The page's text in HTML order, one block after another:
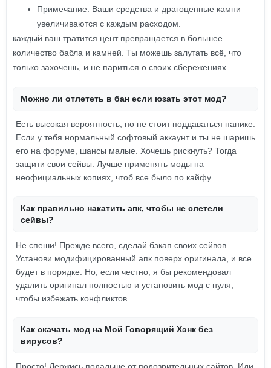
Примечание: Ваши средства и драгоценные камни
увеличиваются с каждым расходом.
каждый ваш тратится цент превращается в большее
количество бабла и камней. Ты можешь залутать всё, что
только захочешь, и не париться о своих сбережениях.
Можно ли отлететь в бан если юзать этот мод?
Есть высокая вероятность, но не стоит поддаваться панике.
Если у тебя нормальный софтовый аккаунт и ты не шаришь
его на форуме, шансы малые. Хочешь рискнуть? Тогда
защити свои сейвы. Лучше применять моды на
неофициальных копиях, чтоб все было по кайфу.
Как правильно накатить апк, чтобы не слетели
сейвы?
Не спеши! Прежде всего, сделай бэкап своих сейвов.
Установи модифицированный апк поверх оригинала, и все
будет в порядке. Но, если честно, я бы рекомендовал
удалить оригинал полностью и установить мод с нуля,
чтобы избежать конфликтов.
Как скачать мод на Мой Говорящий Хэнк без
вирусов?